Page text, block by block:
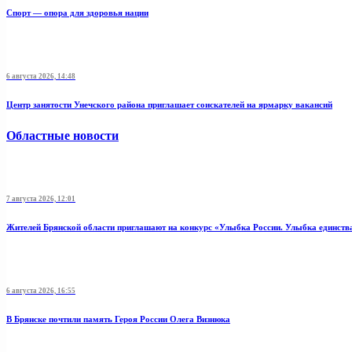
Спорт — опора для здоровья нации
6 августа 2026, 14:48
Центр занятости Унечского района приглашает соискателей на ярмарку вакансий
Областные новости
7 августа 2026, 12:01
Жителей Брянской области приглашают на конкурс «Улыбка России. Улыбка
6 августа 2026, 16:55
В Брянске почтили память Героя России Олега Визнюка